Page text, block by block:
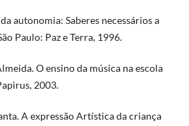
autonomia: Saberes necessários a
Paulo: Paz e Terra, 1996.
O ensino da música na escola
2003.
A expressão Artística da criança